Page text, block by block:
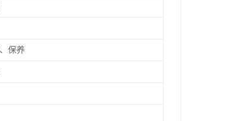
保养